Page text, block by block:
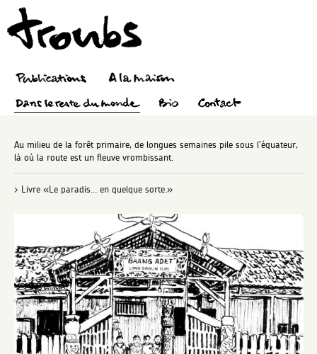
Au milieu de la forêt primaire, de longues semaines pile sous l’équateur,
là où la route est un fleuve vrombissant.
> Livre «Le paradis… en quelque sorte.»